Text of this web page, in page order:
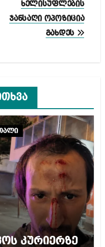
ხელისუფლების
ჯანსაღი ოპოზიცია
გახდეს
კურიერზე